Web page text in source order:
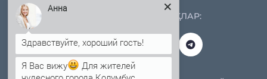
ИЖТИМОИЙ ТАРМОҚЛАР:
Анна
Я Вас вижу
Для жителей